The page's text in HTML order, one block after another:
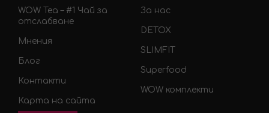
WOW Tea – #1 Чай за
отслабване
Мнения
Блог
Контакти
Карта на сайта
За нас
DETOX
SLIMFIT
Superfood
WOW комплекти